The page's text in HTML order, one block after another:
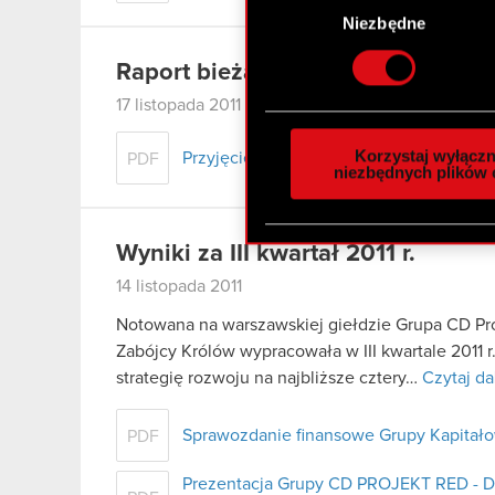
Dowiedz się więcej
szczegółów . W
Wykorzystujemy pliki
społecznościowym,
otrzymanymi od Ciebie
zgadasz się na używanie
Niezbędne
Korzystaj
niezbędnych plików
Raport bieżący nr 68/2011
17 listopada 2011
PDF Przyjęcie założeń strategii działalności
Wyniki za III kwartał 2011 r.
14 listopada 2011
Notowana na warszawskiej giełdzie Grupa CD
Zabójcy Królów wypracowała w III kwartale 2011
strategię rozwoju na najbliższe cztery… Czytaj
PDF Sprawozdanie finansowe Grupy
Prezentacja Grupy CD PROJEKT RED